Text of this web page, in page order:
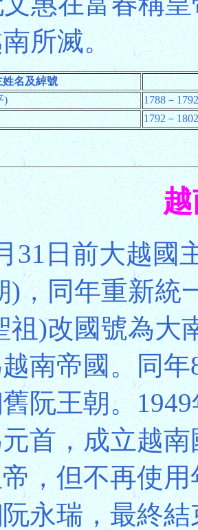
所滅。
姓名及綽號
)
1788－1792
1792－
31日前大越國
)，同年重新統
祖)改國號為大
南帝國。同
阮王朝。
首，成立越
，但不再使
永瑞，最終